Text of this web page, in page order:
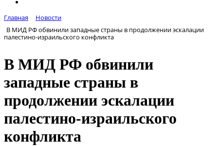
Главная
Новости
В МИД РФ обвинили западные страны в продолжении эскалации
палестино-израильского конфликта
В МИД РФ обвинили
западные страны в
продолжении эскалации
палестино-израильского
конфликта